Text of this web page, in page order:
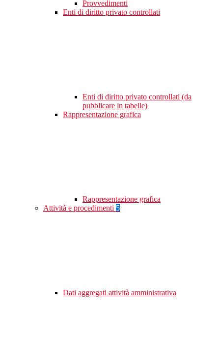
Provvedimenti
Enti di diritto privato controllati
Enti di diritto privato controllati (da
pubblicare in tabelle)
Rappresentazione grafica
Rappresentazione grafica
Attività e procedimenti 5
Dati aggregati attività amministrativa